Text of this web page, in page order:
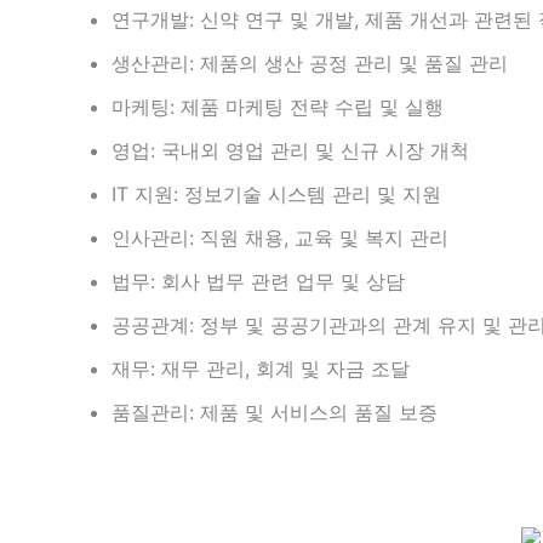
연구개발: 신약 연구 및 개발, 제품 개선과 관련된
생산관리: 제품의 생산 공정 관리 및 품질 관리
마케팅: 제품 마케팅 전략 수립 및 실행
영업: 국내외 영업 관리 및 신규 시장 개척
IT 지원: 정보기술 시스템 관리 및 지원
인사관리: 직원 채용, 교육 및 복지 관리
법무: 회사 법무 관련 업무 및 상담
공공관계: 정부 및 공공기관과의 관계 유지 및 관
재무: 재무 관리, 회계 및 자금 조달
품질관리: 제품 및 서비스의 품질 보증